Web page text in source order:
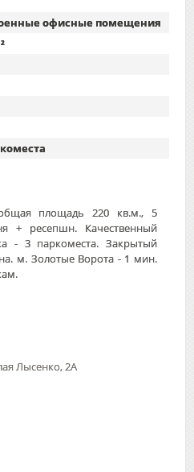
офисные помещения
площадь 220 кв.м., 5
+ ресепшн. Качественный
- 3 паркоместа. Закрытый
м. Золотые Ворота - 1 мин.
Лысенко, 2А